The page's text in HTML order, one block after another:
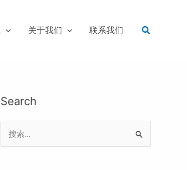
关于我们 联系我们
搜
Search